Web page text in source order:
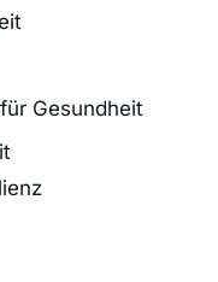
Gesundheit